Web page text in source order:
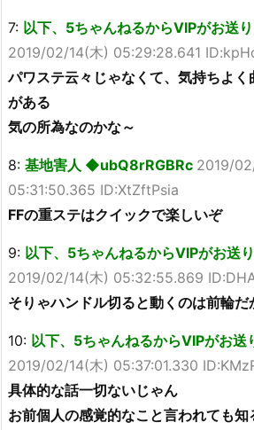
7: 以下、5ちゃんねるからVIPがお送
2019/02/14(木) 05:29:28.641
パワステ云々じゃなくて、気持ちよ
がある
気の所為なのかな～
8: 基地害人 ◆ubQ8rRGBRc 2019/
05:31:50.365 ID:XtZftPsia
FFの重ステはクイックで楽しいぞ
9: 以下、5ちゃんねるからVIPがお送
2019/02/14(木) 05:32:55.869
そりゃハンドル切ると動くのは前輪だ
10: 以下、5ちゃんねるからVIPがお送
2019/02/14(木) 05:37:01.330
具体的な話一切ないじゃん
お前個人の感覚的なこと言われても知